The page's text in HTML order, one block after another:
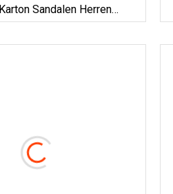
Sandalen Herren